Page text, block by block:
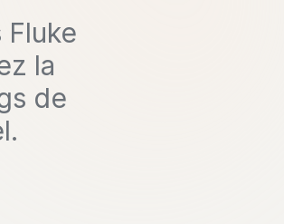
la
de